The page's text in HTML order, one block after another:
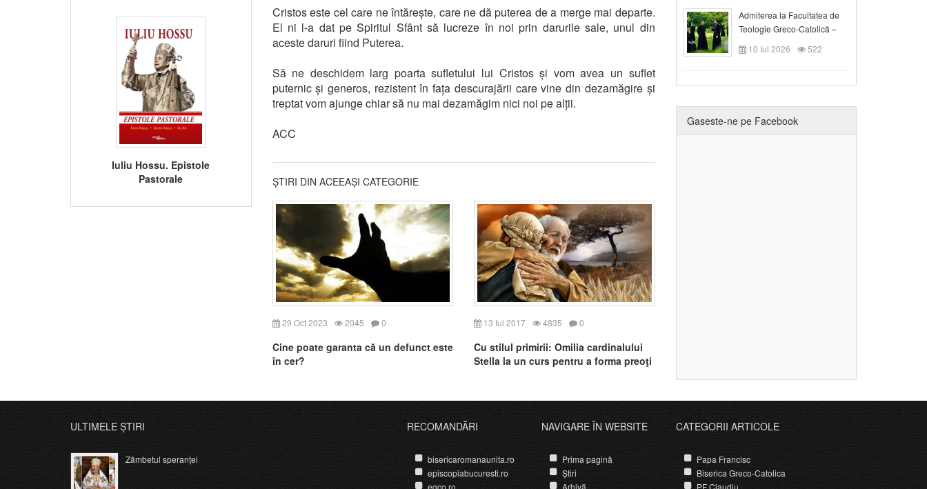
Iuliu Hossu. Epistole
Pastorale
Cristos este cel care ne întărește, care ne dă puterea de a merge mai departe.
El ni l-a dat pe Spiritul Sfânt să lucreze în noi prin darurile sale, unul din
aceste daruri fiind Puterea.
Să ne deschidem larg poarta sufletului lui Cristos și vom avea un suflet
puternic și generos, rezistent în fața descurajării care vine din dezamăgire și
treptat vom ajunge chiar să nu mai dezamăgim nici noi pe alții.
ACC
ȘTIRI DIN ACEEAȘI CATEGORIE
29 Oct 2023 2045 0
Cine poate garanta că un defunct este
în cer?
13 Iul 2017 4835 0
Cu stilul primirii: Omilia cardinalului
Stella la un curs pentru a forma preoţi
Admiterea la Facultatea de
Teologie Greco-Catolică –
Departamentul Blaj în anul
universitar 2026/2027
10 Iul 2026 522
Gaseste-ne pe Facebook
ULTIMELE ȘTIRI
Zâmbetul speranței
RECOMANDĂRI
bisericaromanaunita.ro
episcopiabucuresti.ro
egco.ro
NAVIGARE ÎN WEBSITE
Prima pagină
Știri
Arhivă
CATEGORII ARTICOLE
Papa Francisc
Biserica Greco-Catolica
PF Claudiu